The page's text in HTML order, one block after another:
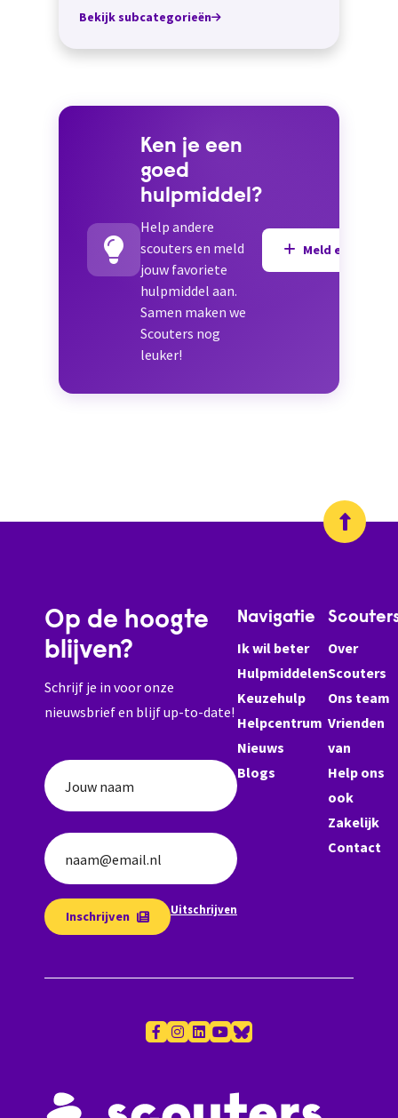
Bekijk subcategorieën
Ken je een
goed
hulpmiddel?
Help andere
scouters en meld
jouw favoriete
hulpmiddel aan.
Samen maken we
Scouters nog
leuker!
Meld een
Op de hoogte
blijven?
Schrijf je in voor onze
nieuwsbrief en blijf up-to-date!
Jouw naam
naam@email.nl
Inschrijven Uitschrijven
Navigatie
Ik wil beter
Hulpmiddelen
Keuzehulp
Helpcentrum
Nieuws
Blogs
Over
Scouters
Ons team
Vrienden
van
Help ons
ook
Zakelijk
Contact